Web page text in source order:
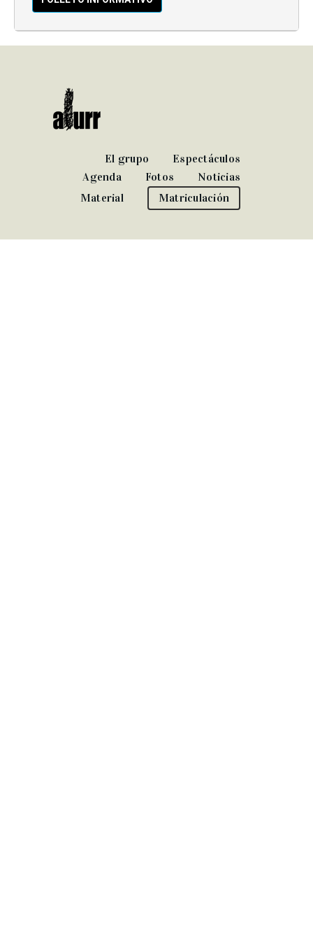
El grupo
Espectáculos
Agenda
Fotos
Noticias
Material
Matriculación